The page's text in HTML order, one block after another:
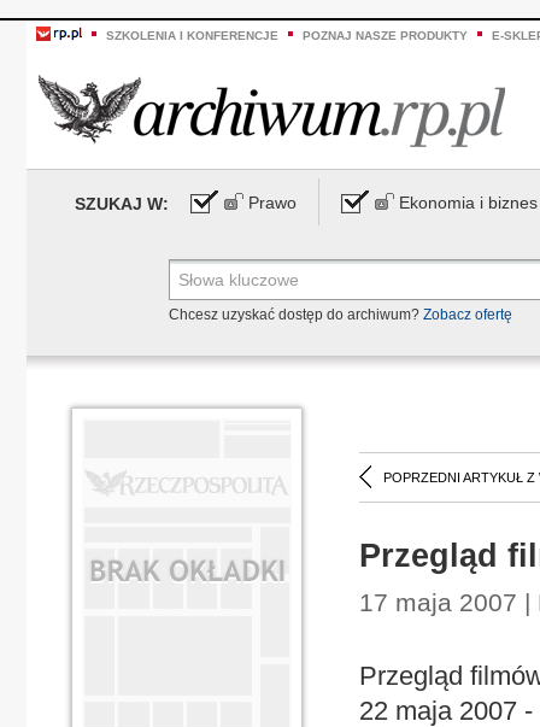
SZKOLENIA I KONFERENCJE POZNAJ NASZE PRODUKTY E-
SZUKAJ W: Prawo Ekonomia i biznes
Chcesz uzyskać dostęp do archiwum? Zobacz ofertę
POPRZEDNI ARTYKUŁ Z
Przegląd
17 maja 2007 |
Przegląd
22 maja 2007